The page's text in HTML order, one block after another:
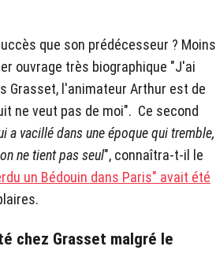
que son prédécesseur ? Moins
ouvrage très biographique "J'ai
Grasset, l'animateur Arthur est de
ne veut pas de moi". Ce second
a vacillé dans une époque qui tremble,
ne tient pas seul", connaîtra-t-il le
un Bédouin dans Paris" avait été
chez Grasset malgré le